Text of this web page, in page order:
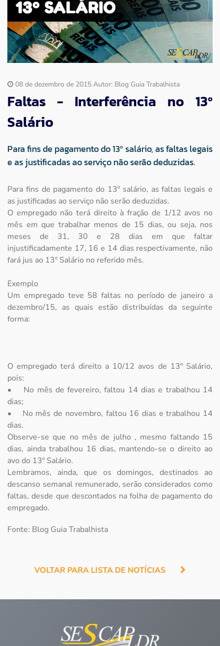
Imprensa
Contato
08 de dezembro de 2015 Autor: Blog Guia Trabalhista
Faltas - Interferência no 13º
Salário
Para fins de pagamento do 13º salário, as faltas legais
e as justificadas ao serviço não serão deduzidas.
Para fins de pagamento do 13º salário, as faltas legais e
as justificadas ao serviço não serão deduzidas.
O empregado não terá direito à fração de 1/12 avos no
mês em que trabalhar menos de 15 dias, ou seja, nos
meses de 31, 30 e 28 dias em que faltar
injustificadamente 17, 16 e 14 dias respectivamente, não
fará jus ao 13º Salário no referido mês.
Exemplo
Um empregado teve 58 faltas no período de janeiro a
dezembro/15, as quais estão distribuídas da seguinte
forma:
O empregado terá direito a 10/12 avos de 13º Salário,
pois:
• No mês de fevereiro, faltou 14 dias e trabalhou 14
dias;
• No mês de novembro, faltou 16 dias e trabalhou 14
dias.
Observe-se que no mês de julho , mesmo faltando 15
dias, ainda trabalhou 16 dias, mantendo-se o direito ao
avo do 13º Salário.
Lembramos, ainda, que os domingos, destinados ao
descanso semanal remunerado, serão considerados como
faltas, desde que descontados na folha de pagamento do
empregado.
Fonte: Blog Guia Trabalhista
VOLTAR PARA LISTA DE NOTÍCIAS